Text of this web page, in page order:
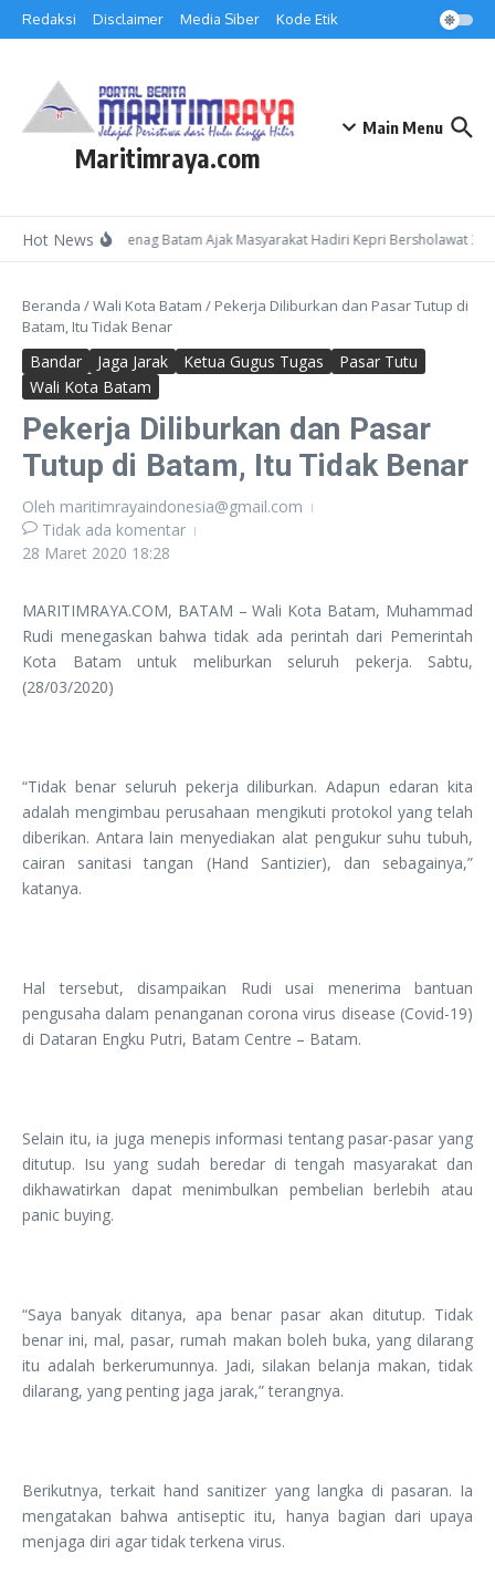
Lewati ke konten
Redaksi Disclaimer Media Siber Kode Etik
Maritimraya.com
Main Menu
Hot News
Kepala Kemenag Batam Ajak Masyarakat Hadiri Kepri Bersholawat 3 di
Beranda /Wali Kota Batam / Pekerja Diliburkan dan Pasar Tutup di
Batam, Itu Tidak Benar
Bandar Jaga Jarak Ketua Gugus Tugas
Pasar Tutu
Wali Kota Batam
Pekerja Diliburkan dan Pasar
Tutup di Batam, Itu Tidak Benar
Oleh maritimrayaindonesia@gmail.com
Tidak ada komentar
28 Maret 2020 18:28
MARITIMRAYA.COM, BATAM – Wali Kota Batam, Muhammad
Rudi menegaskan bahwa tidak ada perintah dari Pemerintah
Kota Batam untuk meliburkan seluruh pekerja. Sabtu,
(28/03/2020)
“Tidak benar seluruh pekerja diliburkan. Adapun edaran kita
adalah mengimbau perusahaan mengikuti protokol yang telah
diberikan. Antara lain menyediakan alat pengukur suhu tubuh,
cairan sanitasi tangan (Hand Santizier), dan sebagainya,”
katanya.
Hal tersebut, disampaikan Rudi usai menerima bantuan
pengusaha dalam penanganan corona virus disease (Covid-19)
di Dataran Engku Putri, Batam Centre – Batam.
Selain itu, ia juga menepis informasi tentang pasar-pasar yang
ditutup. Isu yang sudah beredar di tengah masyarakat dan
dikhawatirkan dapat menimbulkan pembelian berlebih atau
panic buying.
“Saya banyak ditanya, apa benar pasar akan ditutup. Tidak
benar ini, mal, pasar, rumah makan boleh buka, yang dilarang
itu adalah berkerumunnya. Jadi, silakan belanja makan, tidak
dilarang, yang penting jaga jarak,” terangnya.
Berikutnya, terkait hand sanitizer yang langka di pasaran. Ia
mengatakan bahwa antiseptic itu, hanya bagian dari upaya
menjaga diri agar tidak terkena virus.